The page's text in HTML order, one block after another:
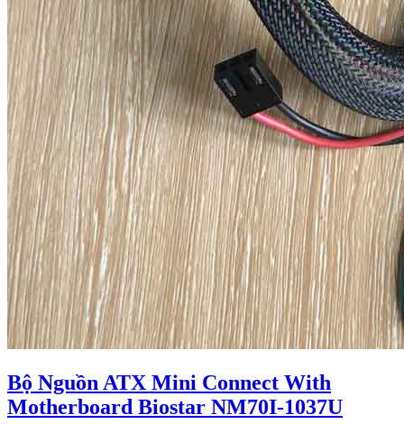
Bộ Nguồn ATX Mini Connect With
Motherboard Biostar NM70I-1037U